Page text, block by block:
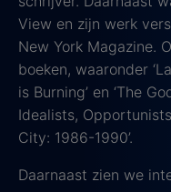
View en zijn werk
New York Magazine.
boeken, waaronder
is Burning’ en ‘The
Idealists,
City: 1986-1990’.
Daarnaast zien we